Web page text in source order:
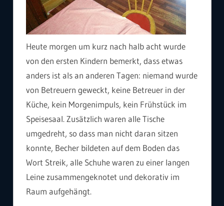
Heute morgen um kurz nach halb acht wurde
von den ersten Kindern bemerkt, dass etwas
anders ist als an anderen Tagen: niemand wurde
von Betreuern geweckt, keine Betreuer in der
Küche, kein Morgenimpuls, kein Frühstück im
Speisesaal. Zusätzlich waren alle Tische
umgedreht, so dass man nicht daran sitzen
konnte, Becher bildeten auf dem Boden das
Wort Streik, alle Schuhe waren zu einer langen
Leine zusammengeknotet und dekorativ im
Raum aufgehängt.